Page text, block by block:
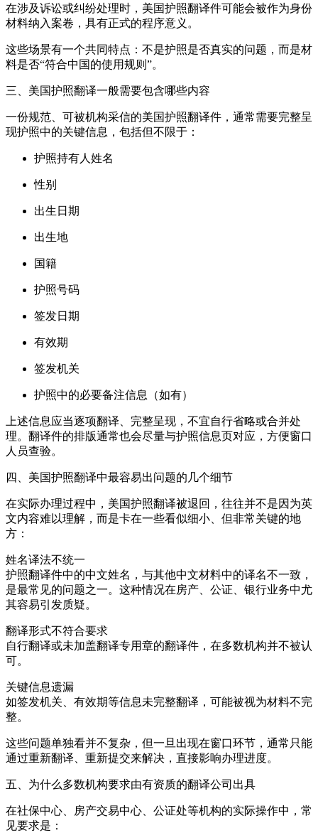
在涉及诉讼或纠纷处理时，美国护照翻译件可能会被作为身份
材料纳入案卷，具有正式的程序意义。
这些场景有一个共同特点：不是护照是否真实的问题，而是材
料是否“符合中国的使用规则”。
三、美国护照翻译一般需要包含哪些内容
一份规范、可被机构采信的美国护照翻译件，通常需要完整呈
现护照中的关键信息，包括但不限于：
护照持有人姓名
性别
出生日期
出生地
国籍
护照号码
签发日期
有效期
签发机关
护照中的必要备注信息（如有）
上述信息应当逐项翻译、完整呈现，不宜自行省略或合并处
理。翻译件的排版通常也会尽量与护照信息页对应，方便窗口
人员查验。
四、美国护照翻译中最容易出问题的几个细节
在实际办理过程中，美国护照翻译被退回，往往并不是因为英
文内容难以理解，而是卡在一些看似细小、但非常关键的地
方：
姓名译法不统一
护照翻译件中的中文姓名，与其他中文材料中的译名不一致，
是最常见的问题之一。这种情况在房产、公证、银行业务中尤
其容易引发质疑。
翻译形式不符合要求
自行翻译或未加盖翻译专用章的翻译件，在多数机构并不被认
可。
关键信息遗漏
如签发机关、有效期等信息未完整翻译，可能被视为材料不完
整。
这些问题单独看并不复杂，但一旦出现在窗口环节，通常只能
通过重新翻译、重新提交来解决，直接影响办理进度。
五、为什么多数机构要求由有资质的翻译公司出具
在社保中心、房产交易中心、公证处等机构的实际操作中，常
见要求是：